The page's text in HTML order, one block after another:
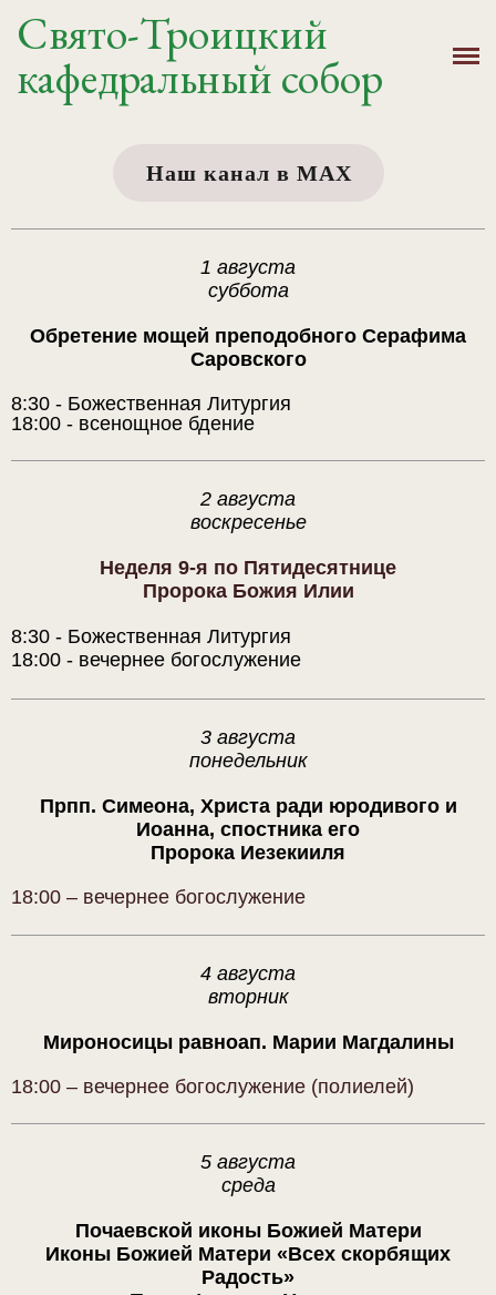
Главная
История
Крещение, Венчание
Свято-Троицкий
кафедральный собор
Наш канал в MAX
1 августа
суббота
Обретение мощей преподобного Серафима
Саровского
8:30 - Божественная Литургия
18:00 - всенощное бдение
2 августа
воскресенье
Неделя 9-я по Пятидесятнице
Пророка Божия Илии
8:30 - Божественная Литургия
18:00 - вечернее богослужение
3 августа
понедельник
Прпп. Симеона, Христа ради юродивого и
Иоанна, спостника его
Пророка Иезекииля
18:00 – вечернее богослужение
4 августа
вторник
Мироносицы равноап. Марии Магдалины
18:00 – вечернее богослужение (полиелей)
5 августа
среда
Почаевской иконы Божией Матери
Иконы Божией Матери «Всех скорбящих
Радость»